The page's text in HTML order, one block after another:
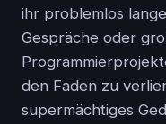
ihr problemlos
Gespräche oder
den Faden zu
supermächtiges